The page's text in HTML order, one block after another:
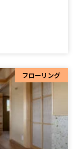
フローリング